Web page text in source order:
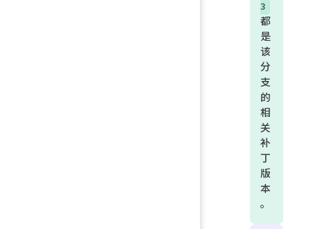
3
都
是
该
分
支
的
相
关
补
丁
版
本
。